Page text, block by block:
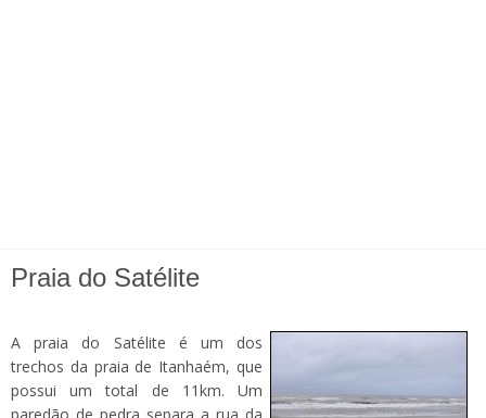
Praia do Satélite
A praia do Satélite é um dos
trechos da praia de Itanhaém, que
possui um total de 11km. Um
paredão de pedra separa a rua da